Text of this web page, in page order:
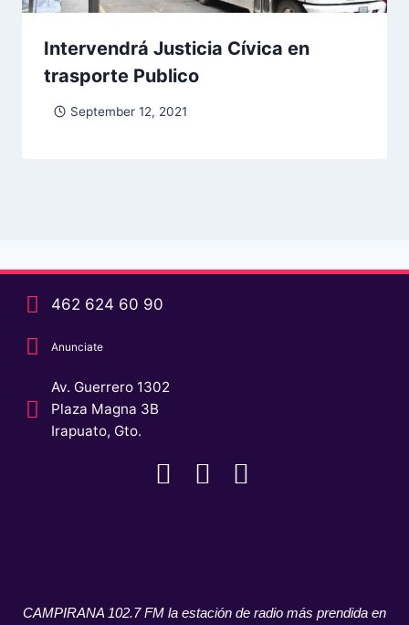
Intervendrá Justicia Cívica en
trasporte Publico
September 12, 2021
462 624 60 90
Anunciate
Av. Guerrero 1302
Plaza Magna 3B
Irapuato, Gto.
CAMPIRANA 102.7 FM la estación de radio más prendida en